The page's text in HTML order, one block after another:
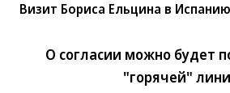
Визит Бориса Ельцина в Испанию
О согласии можно будет
"горячей"